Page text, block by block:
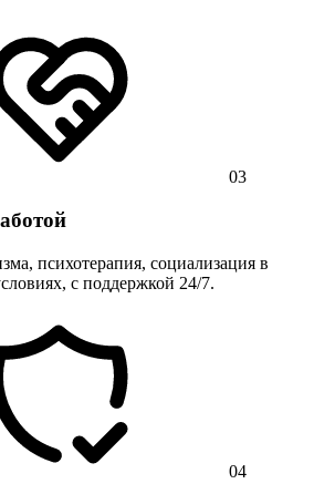
03
психотерапия, социализация в
с поддержкой 24/7.
04